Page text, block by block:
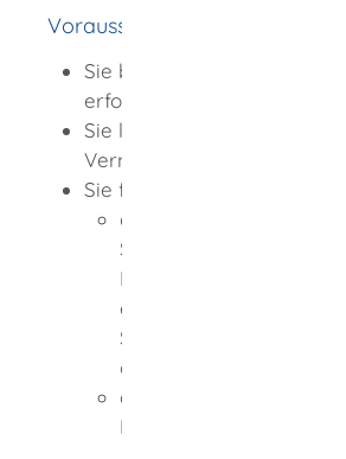
Voraussetzungen
Sie besitzen die für den
erforderliche Zuverlässigkeit.
Sie leben in geordneten
Vermögensverhältnissen.
Sie führen
den Nachweis Ihrer
Sachkunde durch eine
Industrie- und
erfolgreich abgelegte
Sachkundeprüfung oder
gleichwertigen
den Nachweis der
Haftpflichtversicherung.